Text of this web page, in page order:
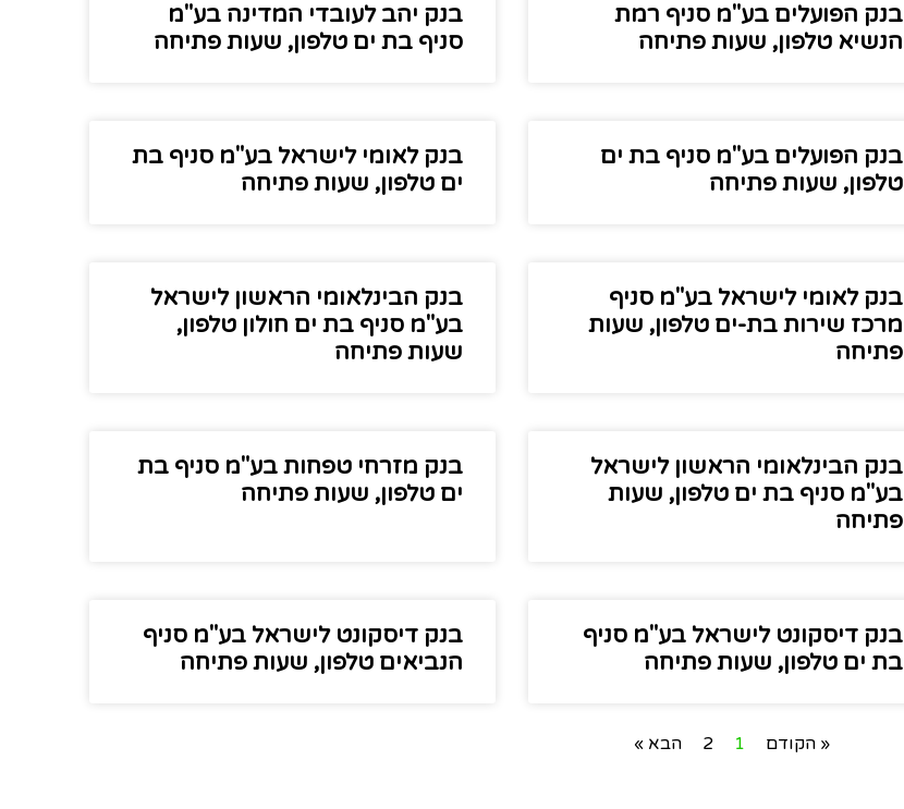
בנק הפועלים בע"מ סניף רמת
הנשיא טלפון, שעות פתיחה
בנק יהב לעובדי המדינה בע"מ
סניף בת ים טלפון, שעות פתיחה
בנק הפועלים בע"מ סניף בת ים
טלפון, שעות פתיחה
בנק לאומי לישראל בע"מ סניף בת
ים טלפון, שעות פתיחה
בנק לאומי לישראל בע"מ סניף
מרכז שירות בת-ים טלפון, שעות
פתיחה
בנק הבינלאומי הראשון לישראל
בע"מ סניף בת ים חולון טלפון,
שעות פתיחה
בנק הבינלאומי הראשון לישראל
בע"מ סניף בת ים טלפון, שעות
פתיחה
בנק מזרחי טפחות בע"מ סניף בת
ים טלפון, שעות פתיחה
בנק דיסקונט לישראל בע"מ סניף
בת ים טלפון, שעות פתיחה
בנק דיסקונט לישראל בע"מ סניף
הנביאים טלפון, שעות פתיחה
« הקודם 1
2 הבא »